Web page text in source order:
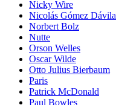
Nicky Wire
Nicolás Gómez Dávila
Norbert Bolz
Nutte
Orson Welles
Oscar Wilde
Otto Julius Bierbaum
Paris
Patrick McDonald
Paul Bowles